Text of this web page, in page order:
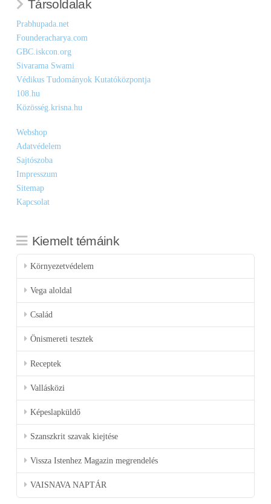
Társoldalak
Prabhupada.net
Founderacharya.com
GBC.iskcon.org
Sivarama Swami
Védikus Tudományok Kutatóközpontja
108.hu
Közösség.krisna.hu
Webshop
Adatvédelem
Sajtószoba
Impresszum
Sitemap
Kapcsolat
Kiemelt témáink
Környezetvédelem
Vega aloldal
Család
Önismereti tesztek
Receptek
Vallásközi
Képeslapküldő
Szanszkrit szavak kiejtése
Vissza Istenhez Magazin megrendelés
VAISNAVA NAPTÁR